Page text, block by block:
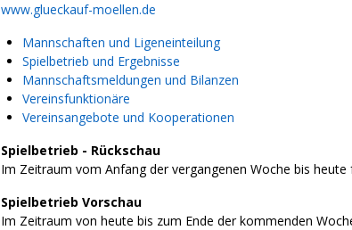
www.glueckauf-moellen.de
Mannschaften und Ligeneinteilung
Spielbetrieb und Ergebnisse
Mannschaftsmeldungen und Bilanzen
Vereinsfunktionäre
Vereinsangebote und Kooperationen
Spielbetrieb - Rückschau
Im Zeitraum vom Anfang der vergangenen Woche bis
Spielbetrieb Vorschau
Im Zeitraum von heute bis zum Ende der kommenden